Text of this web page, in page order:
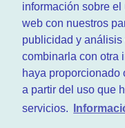
información sobre
web con nuestros
publicidad y
combinarla con otra
haya proporcionado
a partir del uso que
servicios.
¿Quienes
Quieres saber
nuestrasección
aviso legal
.
nadie.